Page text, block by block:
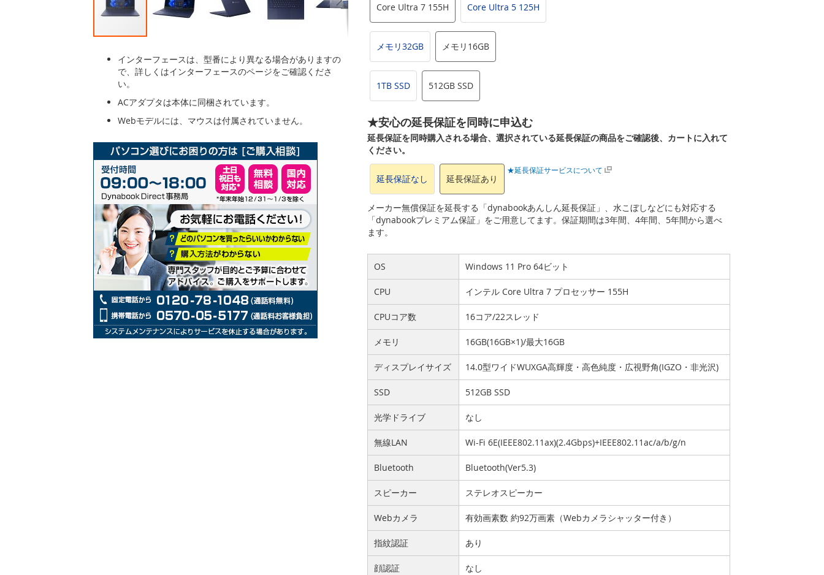
ー
初
に
移
動
Core Ultra 7 155H Core Ultra 5 125H
メモリ32GB メモリ16GB
1TB SSD 512GB SSD
★安心の延長保証を同時に申込む
延長保証を同時購入される場合、選択されている延長保証の商品をご確認後、カートに入れて
ください。
延長保証なし 延長保証あり
★延長保証サービスについて
メーカー無償保証を延長する「dynabookあんしん延長保証」、水こぼしなどにも対応する
「dynabookプレミアム保証」をご用意してます。保証期間は3年間、4年間、5年間から選べ
ます。
OS Windows 11 Pro 64ビット
CPU インテル Core Ultra 7 プロセッサー 155H
CPUコア数 16コア/22スレッド
メモリ 16GB(16GB×1)/最大16GB
ディスプレイサイズ 14.0型ワイドWUXGA高輝度・高色純度・広視野角(IGZO・非光沢)
SSD 512GB SSD
光学ドライブ なし
無線LAN Wi-Fi 6E(IEEE802.11ax)(2.4Gbps)+IEEE802.11ac/a/b/g/n
Bluetooth Bluetooth(Ver5.3)
スピーカー ステレオスピーカー
Webカメラ 有効画素数 約92万画素（Webカメラシャッター付き）
指紋認証 あり
顔認証 なし
インターフェースは、型番により異なる場合がありますの
で、詳しくはインターフェースのページをご確認くださ
い。
ACアダプタは本体に同梱されています。
Webモデルには、マウスは付属されていません。